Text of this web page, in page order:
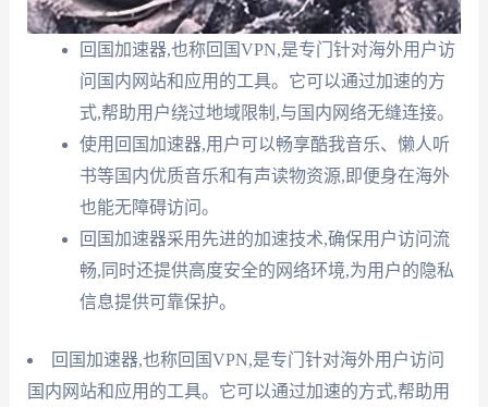
回国加速器,也称回国VPN,是专门针对海外用户访
问国内网站和应用的工具。它可以通过加速的方
式,帮助用户绕过地域限制,与国内网络无缝连接。
使用回国加速器,用户可以畅享酷我音乐、懒人听
书等国内优质音乐和有声读物资源,即便身在海外
也能无障碍访问。
回国加速器采用先进的加速技术,确保用户访问流
畅,同时还提供高度安全的网络环境,为用户的隐私
信息提供可靠保护。
回国加速器,也称回国VPN,是专门针对海外用户访问
国内网站和应用的工具。它可以通过加速的方式,帮助用